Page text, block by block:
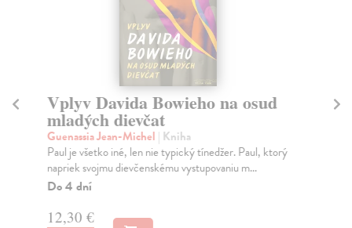
Vplyv Davida Bowieho na osud
mladých dievčat
Guenassia Jean-Michel | Kniha
Paul je všetko iné, len nie typický tínedžer. Paul, ktorý
napriek svojmu dievčenskému vystupovaniu m...
Do 4 dní
12,30 €